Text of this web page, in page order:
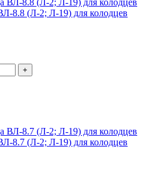
8.8 (Л-2; Л-19) для колодцев
+
8.7 (Л-2; Л-19) для колодцев